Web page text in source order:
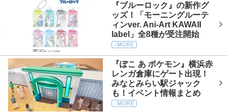
『ブルーロック』の新作グ
ッズ！「モーニングルーテ
ィンver. Ani-Art KAWAII
label」全8種が受注開始
『ぽこ あ ポケモン』横浜赤
レンガ倉庫にゲート出現！
みなとみらい駅ジャック
も！イベント情報まとめ